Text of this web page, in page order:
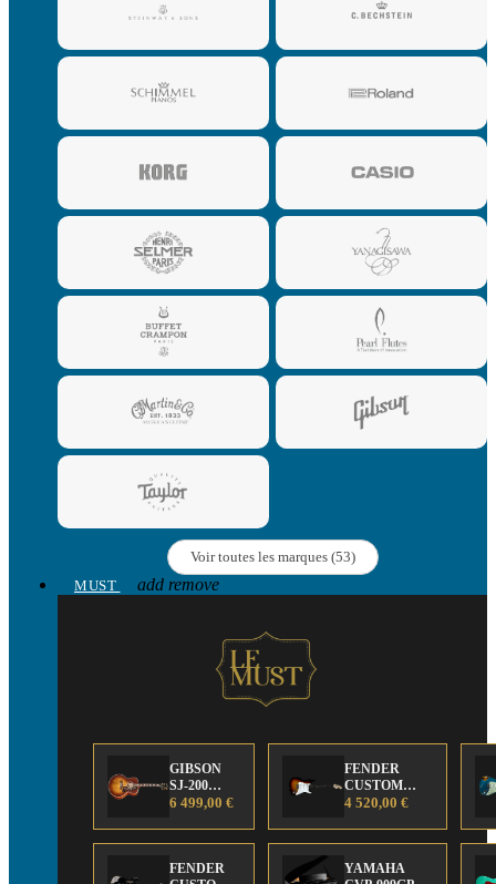
Voir toutes les marques (53)
MUST
add remove
GIBSON
SJ-200
Anniversary
Edition
6 499,00 €
FENDER
CUSTOM
SHOP Strat 63'
4 520,00 €
FENDER
YAMAHA